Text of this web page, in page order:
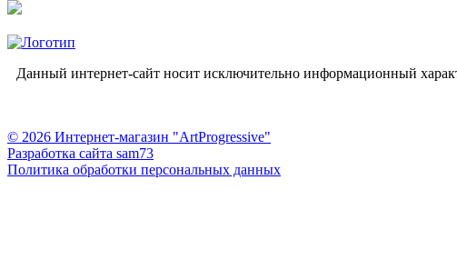
Данный интернет-сайт носит исключительно информационный
© 2026 Интернет-магазин "ArtProgressive"
Разработка сайта sam73
Политика обработки персональных данных